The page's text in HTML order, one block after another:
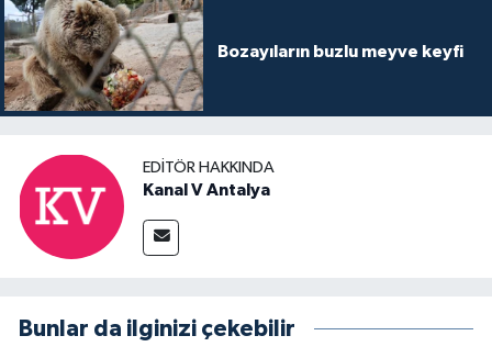
Bozayıların buzlu meyve keyfi
EDITÖR HAKKINDA
Kanal V Antalya
Bunlar da ilginizi çekebilir